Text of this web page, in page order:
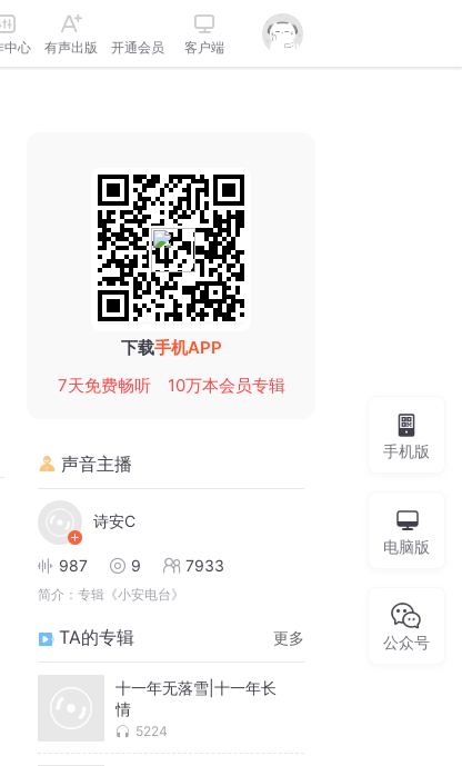
中心 有声出版 开通会员 客户端
下载手机APP
7天免费畅听
10万本会员专辑
声音主播
诗安C
987 9 7933
简介： 专辑《小安电台》
TA的专辑 更多
十一年无落雪|十一年长
情
5224
手机版
电脑版
公众号